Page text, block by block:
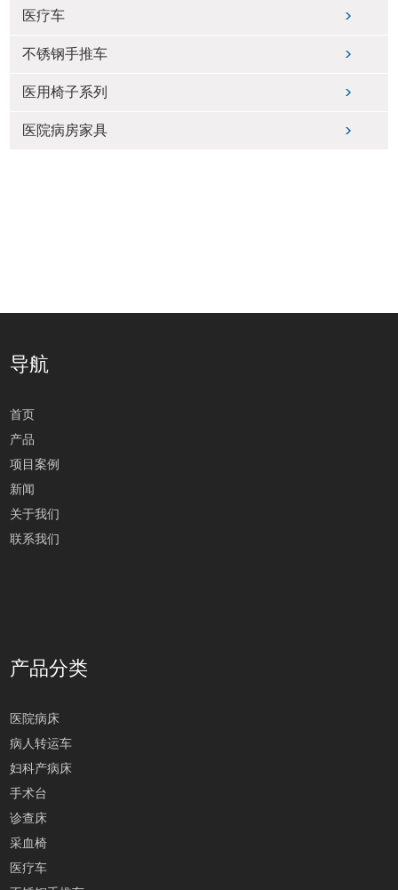
医疗车
不锈钢手推车
医用椅子系列
医院病房家具
导航
首页
产品
项目案例
新闻
关于我们
联系我们
产品分类
医院病床
病人转运车
妇科产病床
手术台
诊查床
采血椅
医疗车